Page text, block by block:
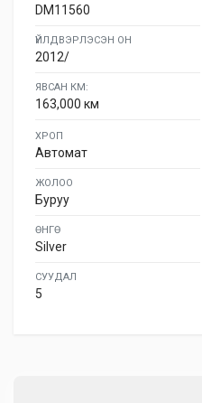
DM11560
ҮЙЛДВЭРЛЭСЭН ОН
2012/
ЯВСАН КМ:
163,000 км
ХРОП
Автомат
ЖОЛОО
Буруу
ӨНГӨ
Silver
СУУДАЛ
5